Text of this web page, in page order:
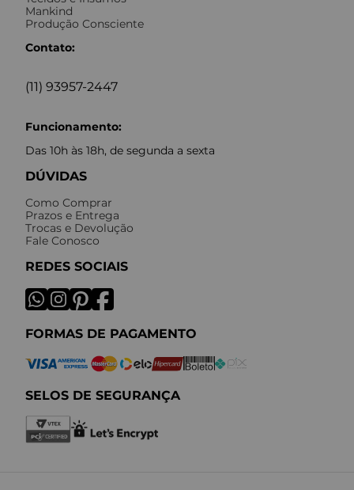
Mankind
Produção Consciente
Contato:
(11) 93957-2447
Funcionamento:
Das 10h às 18h, de segunda a sexta
DÚVIDAS
Como Comprar
Prazos e Entrega
Trocas e Devolução
Fale Conosco
REDES SOCIAIS
FORMAS DE PAGAMENTO
SELOS DE SEGURANÇA